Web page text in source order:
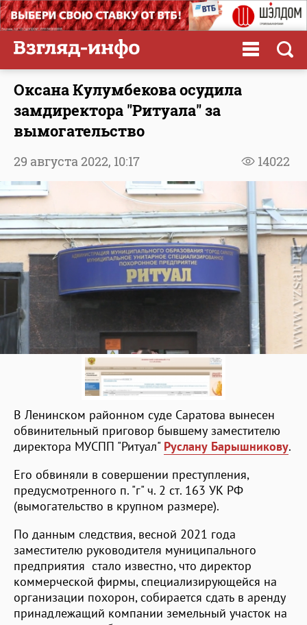
Оксана Кулумбекова осудила
замдиректора "Ритуала" за
вымогательство
14022
29 августа 2022, 10:17
В Ленинском районном суде Саратова вынесен
обвинительный приговор бывшему заместителю
директора МУСПП "Ритуал" Руслану Барышникову.
Его обвиняли в совершении преступления,
предусмотренного п. "г" ч. 2 ст. 163 УК РФ
(вымогательство в крупном размере).
По данным следствия, весной 2021 года
заместителю руководителя муниципального
предприятия стало известно, что директор
коммерческой фирмы, специализирующейся на
организации похорон, собирается сдать в аренду
принадлежащий компании земельный участок на